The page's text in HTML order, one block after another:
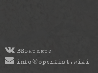
ВКонтакте
info@openlist.wiki